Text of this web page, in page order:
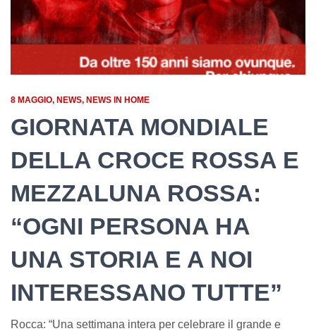
8 MAGGIO NEWS NEWS IN HOME
GIORNATA MONDIALE
DELLA CROCE ROSSA E
MEZZALUNA ROSSA:
“OGNI PERSONA HA
UNA STORIA E A NOI
INTERESSANO TUTTE”
Rocca: “Una settimana intera per celebrare il grande e